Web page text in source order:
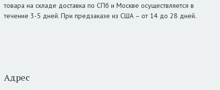
товара на складе доставка по СПб и Москве осуществляется в
течение 3-5 дней. При предзаказе из США – от 14 до 28 дней.
Адрес